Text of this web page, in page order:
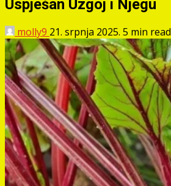
Uspješan Uzgoj i Njegu
molly9 21. srpnja 2025. 5 min read